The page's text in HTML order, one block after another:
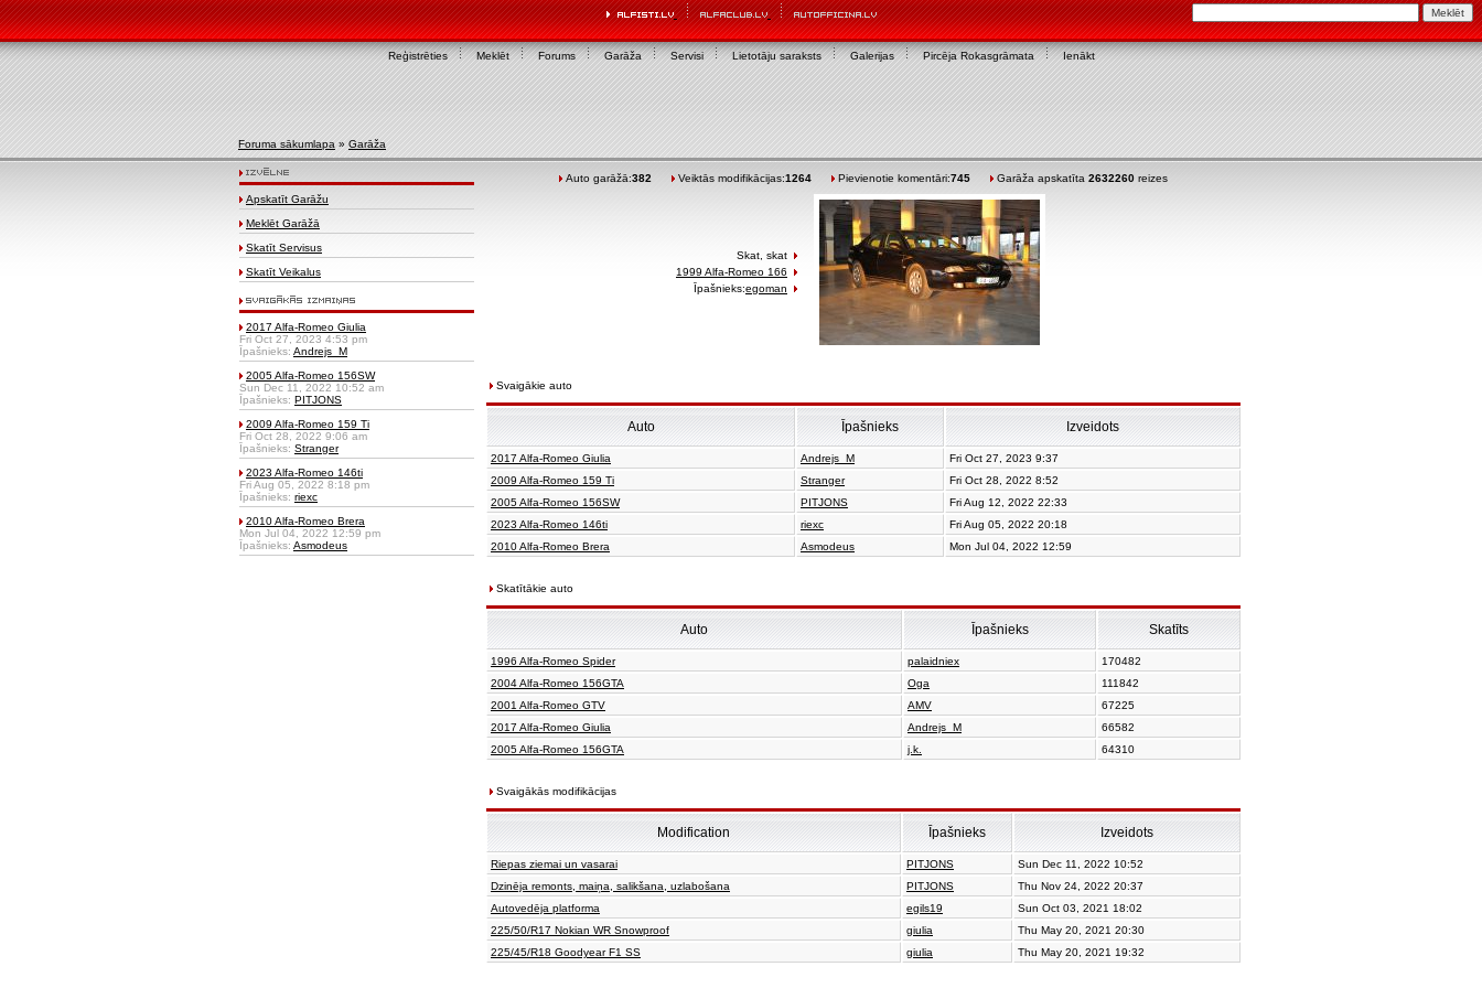
Reģistrēties Meklēt Forums Garāža Servisi Lietotāju saraksts Galerijas Pircēja Rokasgrāmata Ienākt
Foruma sākumlapa » Garāža
Apskatīt Garāžu
Meklēt Garāžā
Skatīt Servisus
Skatīt Veikalus
2017 Alfa-Romeo Giulia
Fri Oct 27, 2023 4:53 pm
Īpašnieks: Andrejs_M
2005 Alfa-Romeo 156SW
Sun Dec 11, 2022 10:52 am
Īpašnieks: PITJONS
2009 Alfa-Romeo 159 Ti
Fri Oct 28, 2022 9:06 am
Īpašnieks: Stranger
2023 Alfa-Romeo 146ti
Fri Aug 05, 2022 8:18 pm
Īpašnieks: riexc
2010 Alfa-Romeo Brera
Mon Jul 04, 2022 12:59 pm
Īpašnieks: Asmodeus
Auto garāžā:382 Veiktās modifikācijas:1264 Pievienotie komentāri:745 Garāža apskatīta 2632260 reizes
Skat, skat
1999 Alfa-Romeo 166
Īpašnieks:egoman
Svaigākie auto
Auto Īpašnieks Izveidots
2017 Alfa-Romeo Giulia Andrejs_M
Fri Oct 27, 2023 9:37
2009 Alfa-Romeo 159 Ti
Stranger
Fri Oct 28, 2022 8:52
2005 Alfa-Romeo 156SW
PITJONS
Fri Aug 12, 2022 22:33
2023 Alfa-Romeo 146ti
riexc
Fri Aug 05, 2022 20:18
2010 Alfa-Romeo Brera
Asmodeus Mon Jul 04, 2022 12:59
Skatītākie auto
Auto Īpašnieks Skatīts
1996 Alfa-Romeo Spider palaidniex
170482
2004 Alfa-Romeo 156GTA
Oga
111842
2001 Alfa-Romeo GTV
AMV
67225
2017 Alfa-Romeo Giulia
Andrejs_M
66582
2005 Alfa-Romeo 156GTA
j.k. 64310
Svaigākās modifikācijas
Modification Īpašnieks Izveidots
Riepas ziemai un vasarai PITJONS
Sun Dec 11, 2022 10:52
Dzinēja remonts, maiņa, salikšana, uzlabošana
PITJONS
Thu Nov 24, 2022 20:37
Autovedēja platforma
egils19
Sun Oct 03, 2021 18:02
225/50/R17 Nokian WR Snowproof
giulia
Thu May 20, 2021 20:30
225/45/R18 Goodyear F1 SS
giulia Thu May 20, 2021 19:32